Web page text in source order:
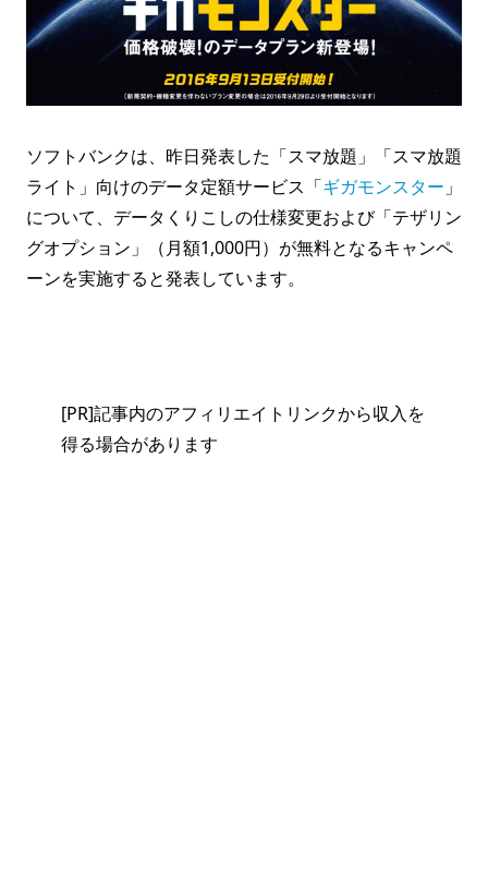
ソフトバンクは、昨日発表した「スマ放題」「スマ放題
ライト」向けのデータ定額サービス「ギガモンスター 」
について、データくりこしの仕様変更および「テザリン
グオプション」（月額1,000円）が無料となるキャンペ
ーンを実施すると発表しています。
[PR]記事内のアフィリエイトリンクから収入を
得る場合があります